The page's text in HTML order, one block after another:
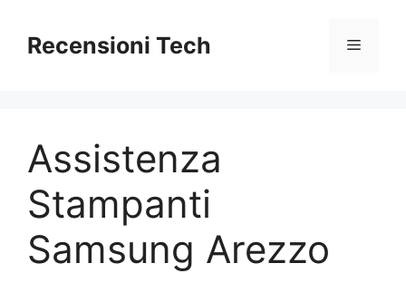
contenuto
Recensioni Tech Menu
Assistenza
Stampanti
Samsung Arezzo